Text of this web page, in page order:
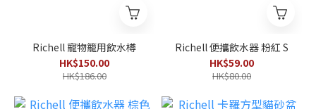
Richell 寵物籠用飲水樽
HK$150.00
HK$186.00
Richell 便攜飲水器 粉紅 S
HK$59.00
HK$80.00